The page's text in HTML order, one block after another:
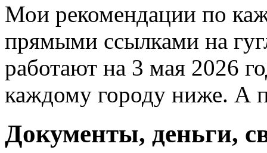
Мои рекомендации по
прямыми ссылками на
работают на 3 мая 2026
каждому городу ниже. А
Документы, деньги,